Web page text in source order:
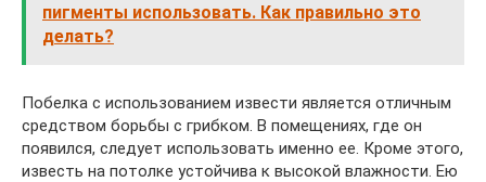
пигменты использовать. Как правильно это
делать?
Побелка с использованием извести является отличным
средством борьбы с грибком. В помещениях, где он
появился, следует использовать именно ее. Кроме этого,
известь на потолке устойчива к высокой влажности. Ею